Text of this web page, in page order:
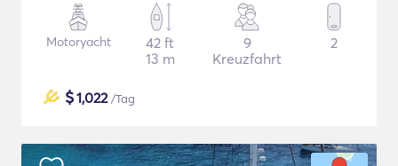
Motoryacht
42 ft
13 m
9
Kreuzfahrt
2
$1,022/Tag